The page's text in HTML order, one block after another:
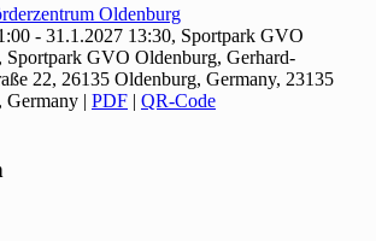
Oldenburg
- 31.1.2027 13:30, Sportpark GVO
Sportpark GVO Oldenburg, Gerhard-
22, 26135 Oldenburg, Germany, 23135
Germany | PDF | QR-Code